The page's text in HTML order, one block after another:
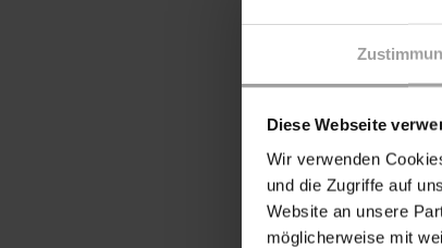
Diese Webseite
Wir verwenden
und die Zugriffe auf
Website an unsere
möglicherweise mit